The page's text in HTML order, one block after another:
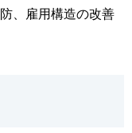
、雇用構造の改善